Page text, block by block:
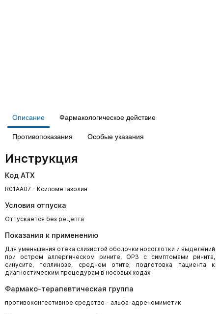
Описание Фармакологическое действие
Противопоказания Особые указания
Инструкция
Код АТХ
R01AA07 - Ксилометазолин
Условия отпуска
Отпускается без рецепта
Показания к применению
Для уменьшения отека слизистой оболочки носоглотки и выделений
при остром аллергическом рините, ОРЗ с симптомами ринита,
синусите, поллинозе, среднем отите; подготовка пациента к
диагностическим процедурам в носовых ходах.
Фармако-терапевтическая группа
противоконгестивное средство - альфа-адреномиметик